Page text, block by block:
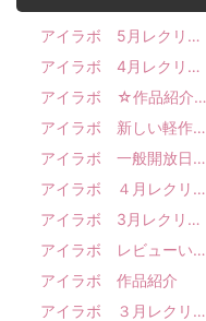
アイラボ 5月レクリ…
アイラボ 4月レクリ…
アイラボ ☆作品紹介…
アイラボ 新しい軽作…
アイラボ 一般開放日…
アイラボ ４月レクリ…
アイラボ 3月レクリ…
アイラボ レビューい…
アイラボ 作品紹介
アイラボ ３月レクリ…